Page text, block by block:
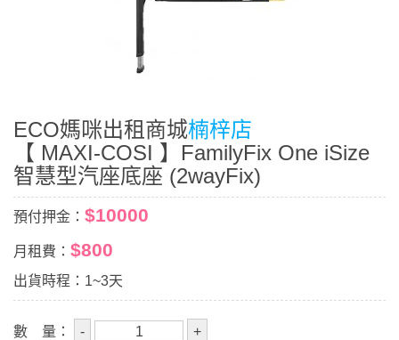
ECO媽咪出租商城楠梓店
【 MAXI-COSI 】FamilyFix One iSize
智慧型汽座底座 (2wayFix)
預付押金： $10000
月租費： $800
出貨時程：1~3天
數 量：